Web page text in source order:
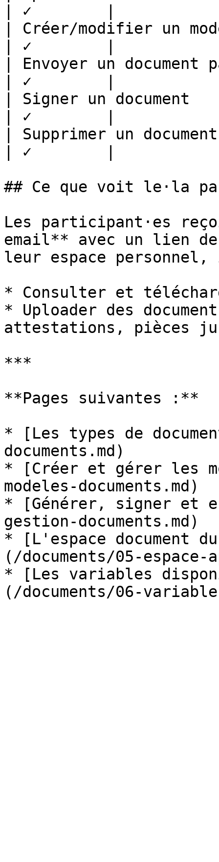
| ✓        |
| Créer/modifier un
| ✓        |
| Envoyer un
| ✓        |
| Signer un
| ✓        |
| Supprimer un
| ✓        |
## Ce que voit le·la
Les participant·es
email** avec un lien
leur espace
* Consulter et
* Uploader des
attestations, pièces
***
**Pages suivantes :**
* [Les types de
documents.md)
* [Créer et gérer les
modeles-documents.md)
* [Générer, signer et
gestion-documents.md)
* [L'espace document
(/documents/05-espace-
* [Les variables